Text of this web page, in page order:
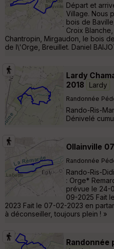
Départ et
Village. Nous
bois de
Croix
Chantropin, Mirgaudon, le bois
de l\'Orge, Breuillet. Daniel
Lardy
2018
Lardy
Randonnée
Rando-Ris-
Dénivelé
Ollainville
Randonnée
Rando-Ris-
: Orge*
prévue le 24-
09-2025 Fait
2023 Fait le 07-02-2023 en
à déconseiller, toujours plein ! »
Randonnée